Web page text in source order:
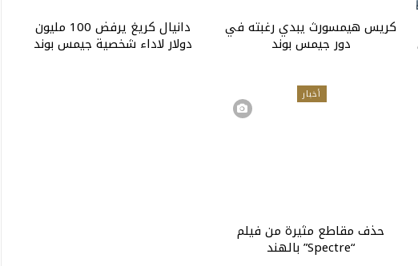
كريس هيمسورث يبدي رغبته في
دور جيمس بوند
دانيال كريغ يرفض 100 مليون
دولار لاداء شخصية جيمس بوند
أخبار
حذف مقاطع مثيرة من فيلم
“Spectre” بالهند